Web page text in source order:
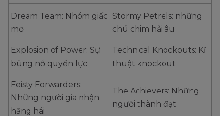
Dream Team: Nhóm giấc
mơ
Stormy Petrels: những
chú chim hải âu
Explosion of Power: Sự
bùng nổ quyền lực
Technical Knockouts: Kĩ
thuật knockout
Feisty Forwarders:
Những người gia nhận
hăng hái
The Achievers: Những
người thành đạt